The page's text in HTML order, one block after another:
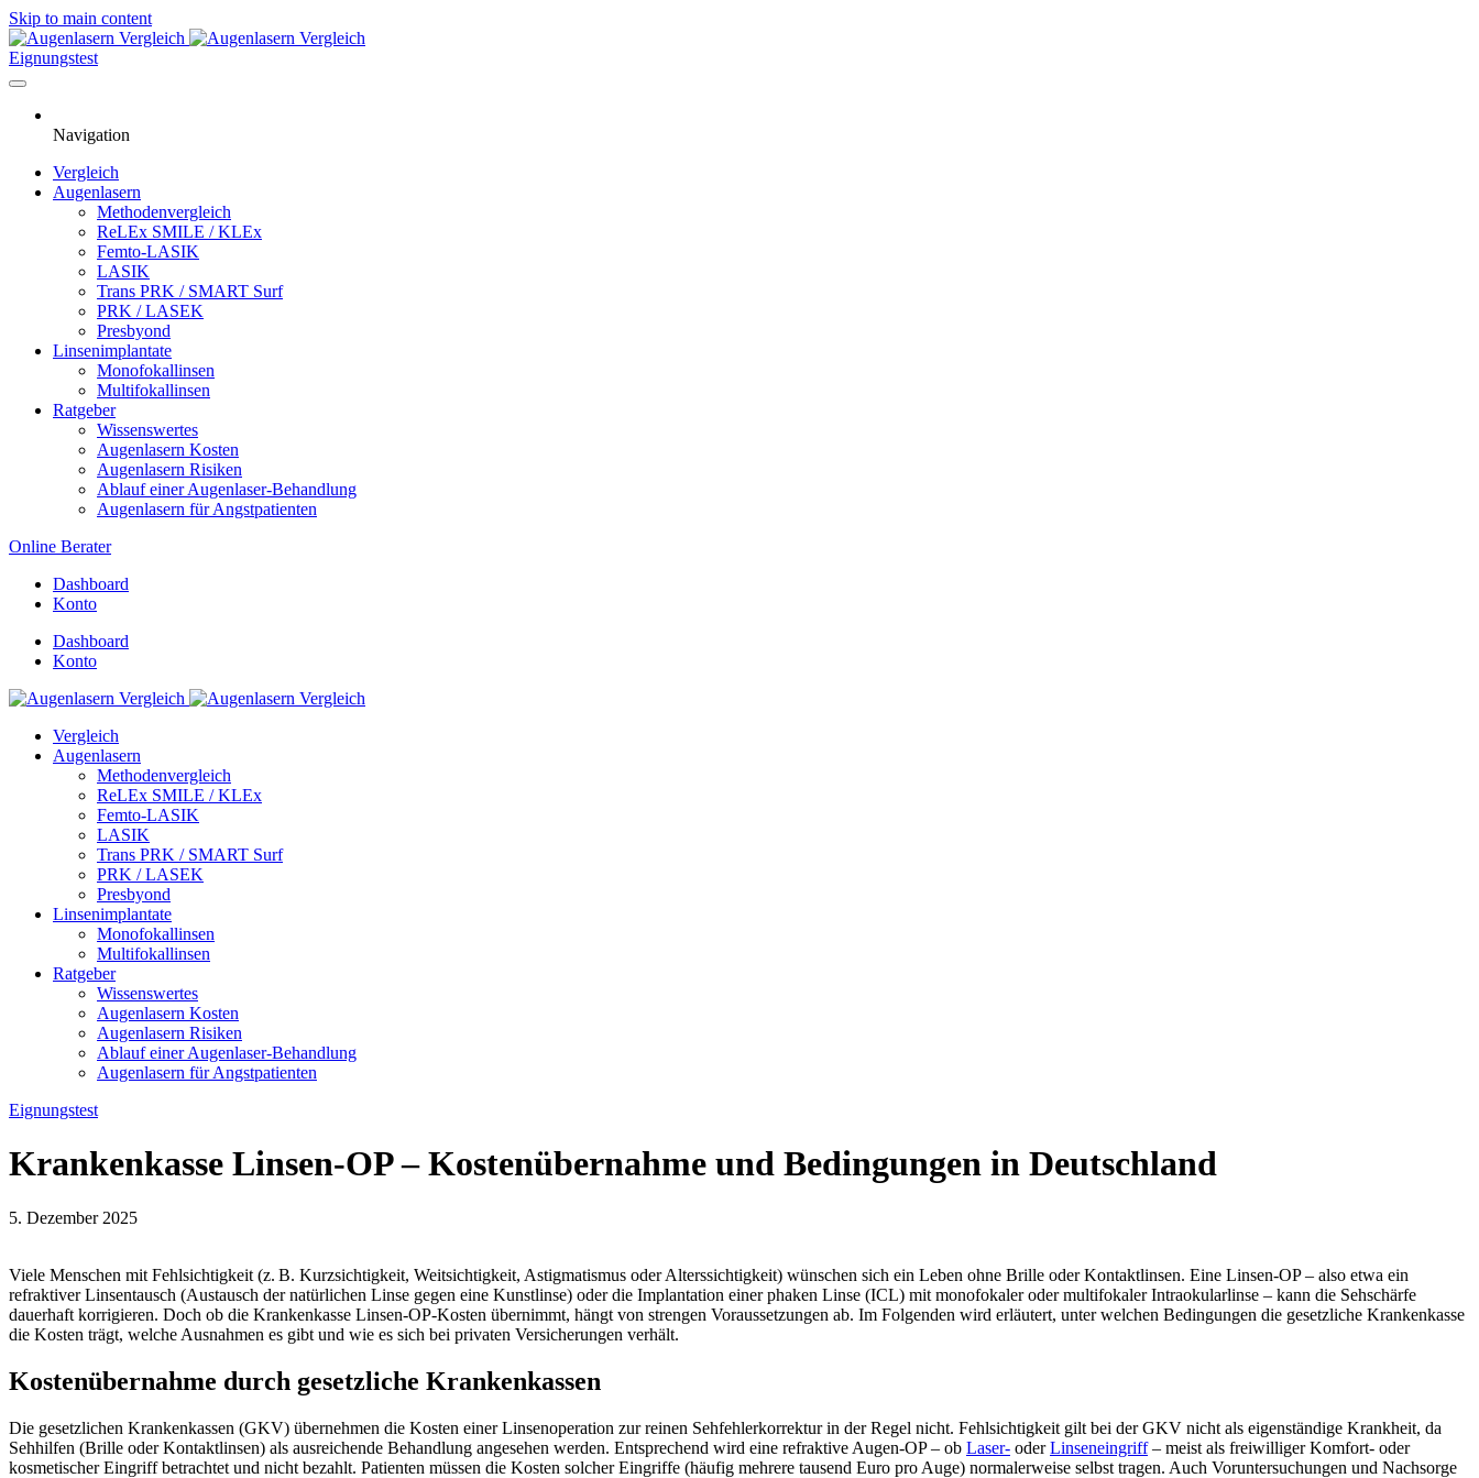
Skip to main content
Eignungstest
Navigation
Vergleich
Augenlasern
Methodenvergleich
ReLEx SMILE / KLEx
Femto-LASIK
LASIK
Trans PRK / SMART Surf
PRK / LASEK
Presbyond
Linsenimplantate
Monofokallinsen
Multifokallinsen
Ratgeber
Wissenswertes
Augenlasern Kosten
Augenlasern Risiken
Ablauf einer Augenlaser-Behandlung
Augenlasern für Angstpatienten
Online Berater
Dashboard
Konto
Dashboard
Konto
Vergleich
Augenlasern
Methodenvergleich
ReLEx SMILE / KLEx
Femto-LASIK
LASIK
Trans PRK / SMART Surf
PRK / LASEK
Presbyond
Linsenimplantate
Monofokallinsen
Multifokallinsen
Ratgeber
Wissenswertes
Augenlasern Kosten
Augenlasern Risiken
Ablauf einer Augenlaser-Behandlung
Augenlasern für Angstpatienten
Eignungstest
Krankenkasse Linsen-OP – Kostenübernahme und Bedingungen in Deutschland
5. Dezember 2025
Viele Menschen mit Fehlsichtigkeit (z. B. Kurzsichtigkeit, Weitsichtigkeit, Astigmatismus oder Alterssichtigkeit) wünschen sich ein Leben ohne Brille oder Kontaktlinsen. Eine Linsen-OP – also etwa ein
refraktiver Linsentausch (Austausch der natürlichen Linse gegen eine Kunstlinse) oder die Implantation einer phaken Linse (ICL) mit monofokaler oder multifokaler Intraokularlinse – kann die Sehschärfe
dauerhaft korrigieren. Doch ob die Krankenkasse Linsen-OP-Kosten übernimmt, hängt von strengen Voraussetzungen ab. Im Folgenden wird erläutert, unter welchen Bedingungen die gesetzliche Krankenkasse
die Kosten trägt, welche Ausnahmen es gibt und wie es sich bei privaten Versicherungen verhält.
Kostenübernahme durch gesetzliche Krankenkassen
Die gesetzlichen Krankenkassen (GKV) übernehmen die Kosten einer Linsenoperation zur reinen Sehfehlerkorrektur in der Regel nicht. Fehlsichtigkeit gilt bei der GKV nicht als eigenständige Krankheit, da
Sehhilfen (Brille oder Kontaktlinsen) als ausreichende Behandlung angesehen werden. Entsprechend wird eine refraktive Augen-OP – ob Laser- oderLinseneingriff– meist als freiwilliger Komfort- oder
kosmetischer Eingriff betrachtet und nicht bezahlt. Patienten müssen die Kosten solcher Eingriffe (häufig mehrere tausend Euro pro Auge) normalerweise selbst tragen. Auch Voruntersuchungen und Nachsorge